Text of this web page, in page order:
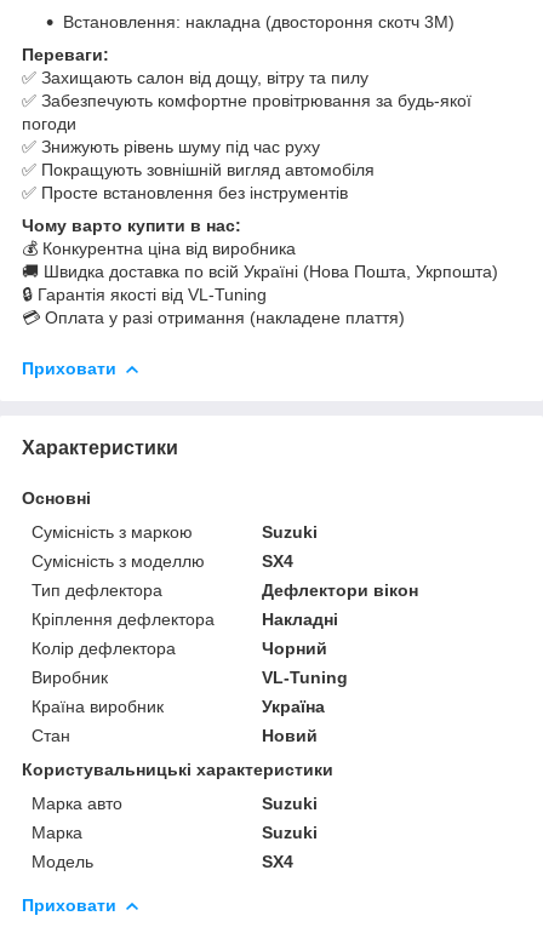
Встановлення: накладна (двостороння скотч 3M)
Переваги:
✅ Захищають салон від дощу, вітру та пилу
✅ Забезпечують комфортне провітрювання за будь-якої
погоди
✅ Знижують рівень шуму під час руху
✅ Покращують зовнішній вигляд автомобіля
✅ Просте встановлення без інструментів
Чому варто купити в нас:
💰 Конкурентна ціна від виробника
🚚 Швидка доставка по всій Україні (Нова Пошта, Укрпошта)
🔒 Гарантія якості від VL-Tuning
💳 Оплата у разі отримання (накладене плаття)
Приховати
Характеристики
Основні
Сумісність з маркою
Suzuki
Сумісність з моделлю
SX4
Тип дефлектора
Дефлектори вікон
Кріплення дефлектора
Накладні
Колір дефлектора
Чорний
Виробник
VL-Tuning
Країна виробник
Україна
Стан
Новий
Користувальницькі характеристики
Марка авто
Suzuki
Марка
Suzuki
Модель
SX4
Приховати